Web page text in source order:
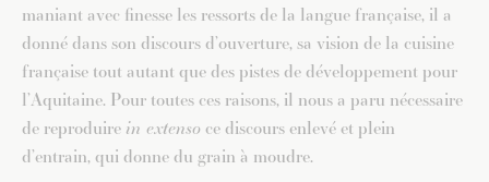
maniant avec finesse les ressorts de la langue française, il a
donné dans son discours d’ouverture, sa vision de la cuisine
française tout autant que des pistes de développement pour
l’Aquitaine. Pour toutes ces raisons, il nous a paru nécessaire
de reproduire in extenso ce discours enlevé et plein
d’entrain, qui donne du grain à moudre.